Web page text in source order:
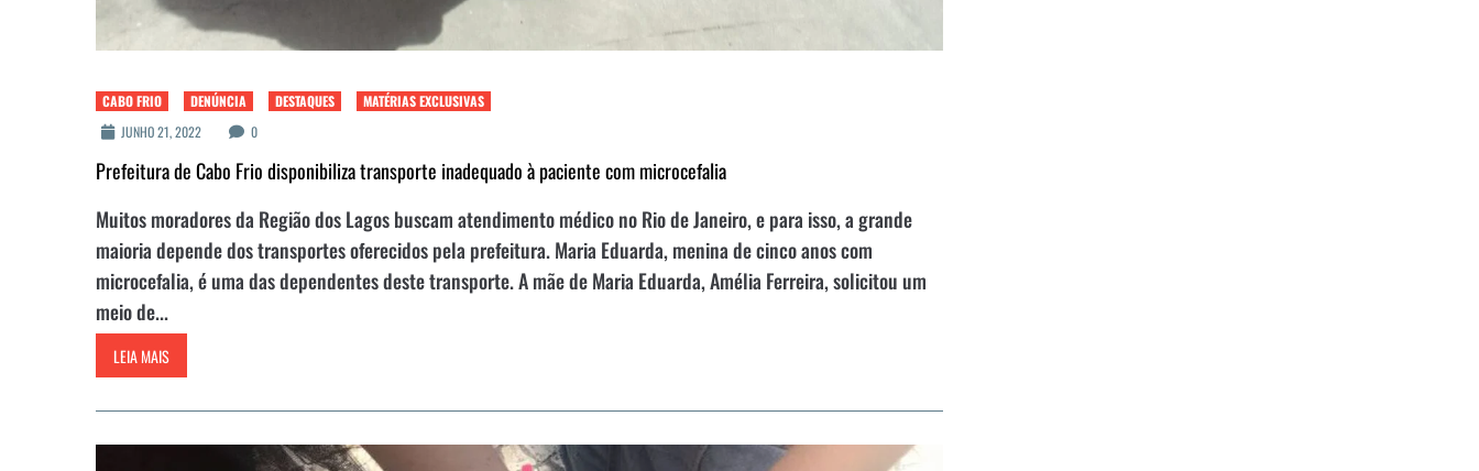
CABO FRIO DENÚNCIA DESTAQUES
MATÉRIAS EXCLUSIVAS
JUNHO 21, 2022
0
Prefeitura de Cabo Frio disponibiliza transporte inadequado à paciente com microcefalia
Muitos moradores da Região dos Lagos buscam atendimento médico no Rio de Janeiro, e para isso, a grande
maioria depende dos transportes oferecidos pela prefeitura. Maria Eduarda, menina de cinco anos com
microcefalia, é uma das dependentes deste transporte. A mãe de Maria Eduarda, Amélia Ferreira, solicitou um
meio de...
LEIA MAIS